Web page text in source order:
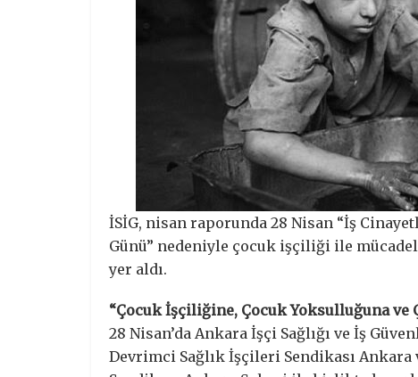
İSİG, nisan raporunda 28 Nisan “İş
Günü” nedeniyle çocuk işçiliği ile
yer aldı.
“Çocuk İşçiliğine, Çocuk Yoksulluğuna ve
28 Nisan’da Ankara İşçi Sağlığı ve İş
Devrimci Sağlık İşçileri Sendikası Ankara